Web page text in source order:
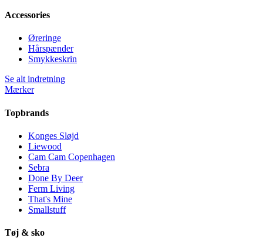
Accessories
Øreringe
Hårspænder
Smykkeskrin
Se alt indretning
Mærker
Topbrands
Konges Sløjd
Liewood
Cam Cam Copenhagen
Sebra
Done By Deer
Ferm Living
That's Mine
Smallstuff
Tøj & sko